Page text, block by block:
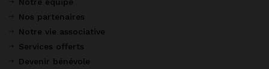
Nos partenaires
Notre vie associative
Services offerts
Devenir bénévole